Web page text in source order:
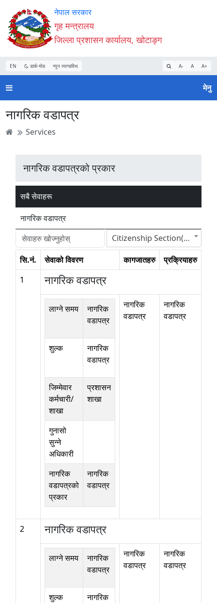
Accessibility
Mode
सुरु
गर्नुहोस्
सामाग्री
पढ्नुहाेस्
नेभिगेसन
पढ्नुहाेस्
वेबसाइट
खोजमा
जानुहोस्
नेपाल सरकार
गृह मन्त्रालय
जिल्ला प्रशासन कार्यालय, खोटाङ्ग
EN डार्क मोड न्यून व्यान्डविथ A- A A+
मेनु
नागरिक वडापत्र
Services
नागरिक वडापत्रको प्रकार
सबै सेवाहरू
नागरिक वडापत्र
Citizenship Section(नागरिकता शाखा)
सि.नं. सेवाको विवरण कागजातहरु
प्रक्रियाहरु
1
नागरिक वडापत्र
लाग्ने समय
नागरिक
वडापत्र
शुल्क
नागरिक
वडापत्र
जिम्मेवार
कर्मचारी/
शाखा
प्रशासन
शाखा
गुनासो
सुन्ने
अधिकारी
नागरिक
वडापत्रको
प्रकार
नागरिक
वडापत्र
नागरिक
वडापत्र
नागरिक
वडापत्र
2 नागरिक वडापत्र
लाग्ने समय
नागरिक
वडापत्र
शुल्क
नागरिक
नागरिक
वडापत्र
नागरिक
वडापत्र